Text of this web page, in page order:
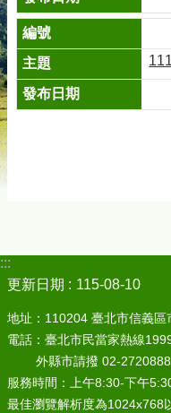
:::
更新日期
115-08-10
地址：110204 臺北市信義區
電話：臺北市民當家熱線
外縣市請撥 02-
服務時間：上午8:30-下午
最佳瀏覽解析度為1024x768